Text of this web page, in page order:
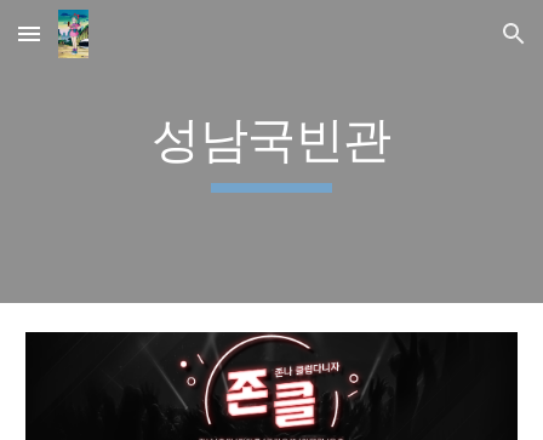
Skip to main content Skip to navigation
성남국빈관